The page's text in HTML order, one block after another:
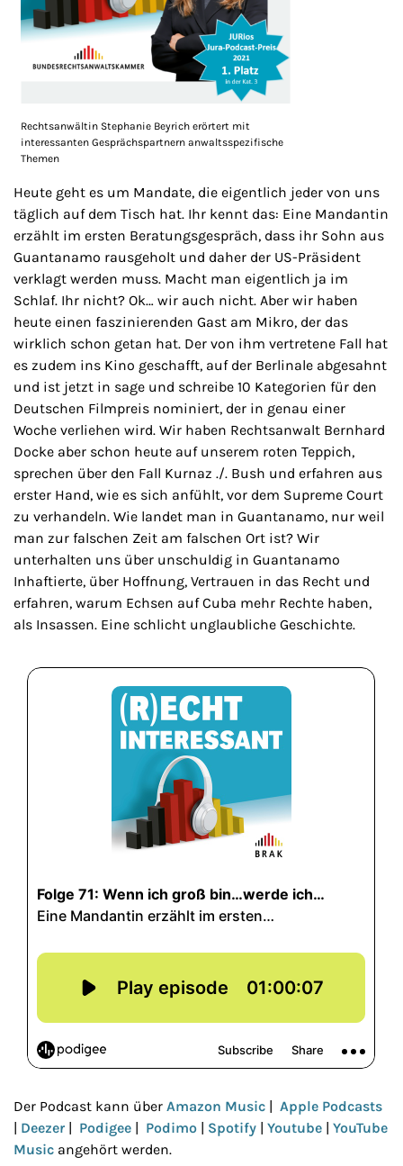
Rechtsanwältin Stephanie Beyrich erörtert mit
interessanten Gesprächspartnern anwaltsspezifische
Themen
Heute geht es um Mandate, die eigentlich jeder von uns
täglich auf dem Tisch hat. Ihr kennt das: Eine Mandantin
erzählt im ersten Beratungsgespräch, dass ihr Sohn aus
Guantanamo rausgeholt und daher der US-Präsident
verklagt werden muss. Macht man eigentlich ja im
Schlaf. Ihr nicht? Ok… wir auch nicht. Aber wir haben
heute einen faszinierenden Gast am Mikro, der das
wirklich schon getan hat. Der von ihm vertretene Fall hat
es zudem ins Kino geschafft, auf der Berlinale abgesahnt
und ist jetzt in sage und schreibe 10 Kategorien für den
Deutschen Filmpreis nominiert, der in genau einer
Woche verliehen wird. Wir haben Rechtsanwalt Bernhard
Docke aber schon heute auf unserem roten Teppich,
sprechen über den Fall Kurnaz ./. Bush und erfahren aus
erster Hand, wie es sich anfühlt, vor dem Supreme Court
zu verhandeln. Wie landet man in Guantanamo, nur weil
man zur falschen Zeit am falschen Ort ist? Wir
unterhalten uns über unschuldig in Guantanamo
Inhaftierte, über Hoffnung, Vertrauen in das Recht und
erfahren, warum Echsen auf Cuba mehr Rechte haben,
als Insassen. Eine schlicht unglaubliche Geschichte.
Der Podcast kann über Amazon Music | Apple Podcasts
| Deezer | Podigee | Podimo | Spotify | Youtube | YouTube
Music angehört werden.